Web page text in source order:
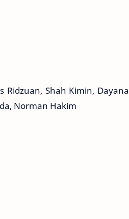
Ridzuan, Shah Kimin, Dayana
Norman Hakim